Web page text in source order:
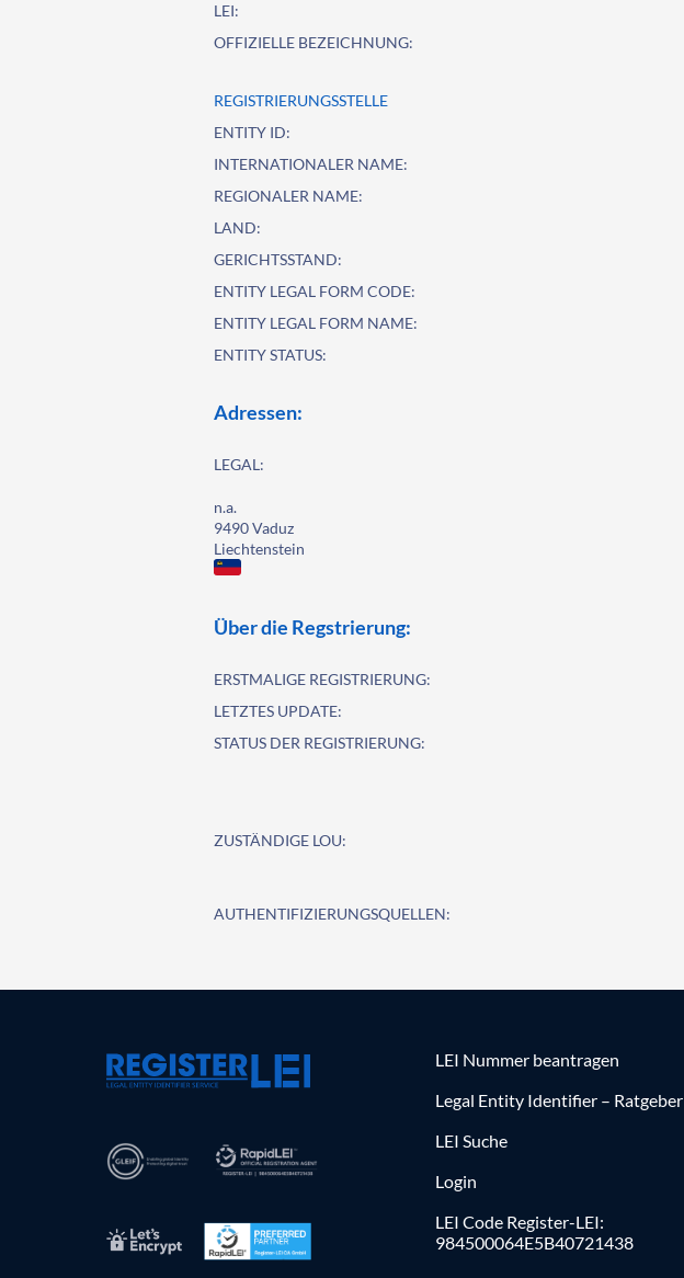
LEI:
OFFIZIELLE BEZEICHNUNG:
REGISTRIERUNGSSTELLE
ENTITY ID:
INTERNATIONALER NAME:
REGIONALER NAME:
LAND:
GERICHTSSTAND:
ENTITY LEGAL FORM CODE:
ENTITY LEGAL FORM NAME:
ENTITY STATUS:
Adressen:
LEGAL:
n.a.
9490 Vaduz
Liechtenstein
Über die Regstrierung:
ERSTMALIGE REGISTRIERUNG:
LETZTES UPDATE:
STATUS DER REGISTRIERUNG:
ZUSTÄNDIGE LOU:
AUTHENTIFIZIERUNGSQUELLEN:
LEI Nummer beantragen
Legal Entity Identifier – Ratgeber
LEI Suche
Login
LEI Code Register-LEI:
984500064E5B40721438